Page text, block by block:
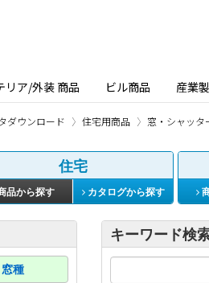
リア/外装 商品 ビル商品 産業
ダウンロード 住宅用商品 窓・シャッタ
住宅
品から探す カタログから探す
窓種
キーワード検